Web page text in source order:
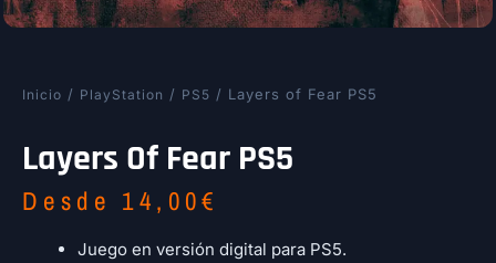
Inicio / PlayStation / PS5 / Layers of Fear PS5
Layers Of Fear PS5
Desde 14,00€
Juego en versión digital para PS5.